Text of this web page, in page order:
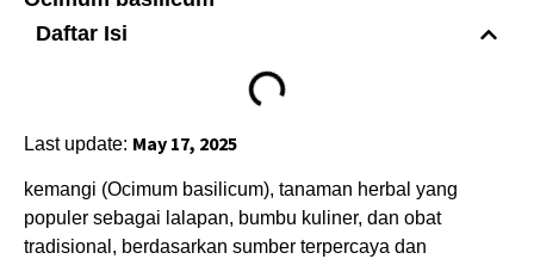
Daftar Isi
Last update: May 17, 2025
kemangi (Ocimum basilicum), tanaman herbal yang
populer sebagai lalapan, bumbu kuliner, dan obat
tradisional, berdasarkan sumber terpercaya dan